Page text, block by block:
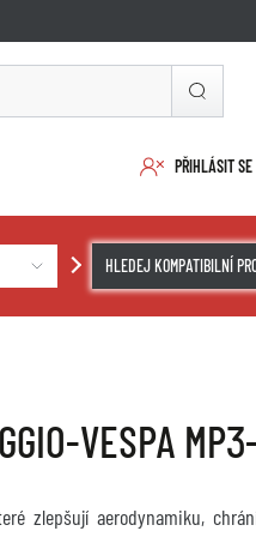
PŘIHLÁSIT SE
HLEDEJ KOMPATIBILNÍ
VESPA
zlepšují aerodynamiku,